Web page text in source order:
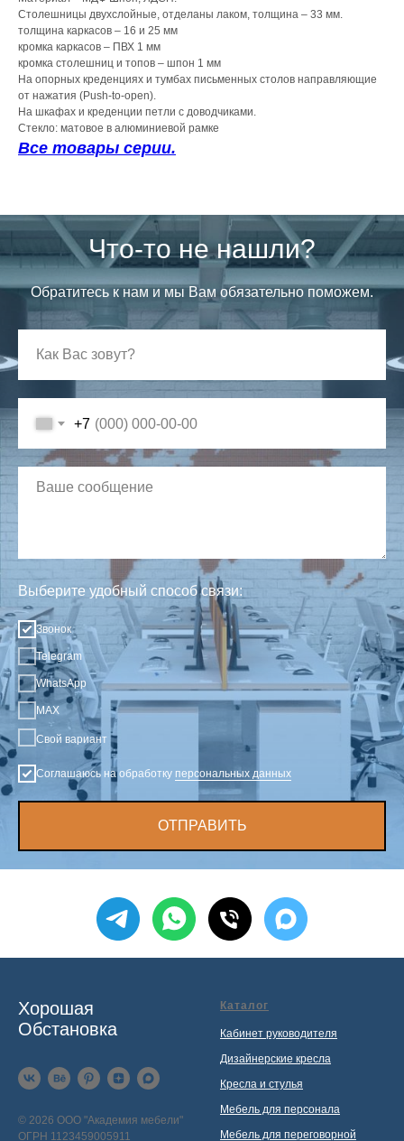
Столешницы двухслойные, отделаны лаком, толщина – 33 мм.
толщина каркасов – 16 и 25 мм
кромка каркасов – ПВХ 1 мм
кромка столешниц и топов – шпон 1 мм
На опорных креденциях и тумбах письменных столов направляющие
от нажатия (Push-to-open).
На шкафах и креденции петли с доводчиками.
Стекло: матовое в алюминиевой рамке
Все товары серии.
Что-то не нашли?
Обратитесь к нам и мы Вам обязательно поможем.
+7
Выберите удобный способ связи:
Звонок
Telegram
WhatsApp
MAX
Свой вариант
Соглашаюсь на обработку персональных данных
ОТПРАВИТЬ
Хорошая
Обстановка
© 2026 ООО "Академия мебели"
ОГРН 1123459005911
Каталог
Кабинет руководителя
Дизайнерские кресла
Кресла и стулья
Мебель для персонала
Мебель для переговорной